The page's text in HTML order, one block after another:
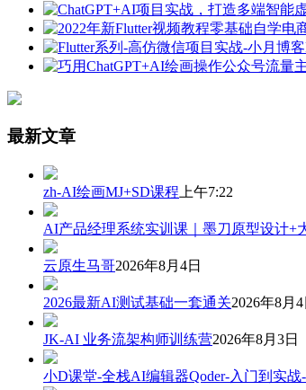
最新文章
zh-AI绘画MJ+SD课程 上午7:22
AI产品经理系统实训课｜墨刀原型设计+
云原生马哥2026年8月4日
2026最新AI测试基础一套通关2026年8月4
JK-AI 业务流架构师训练营2026年8月3日
小D课堂-全栈AI编辑器Qoder-入门到实